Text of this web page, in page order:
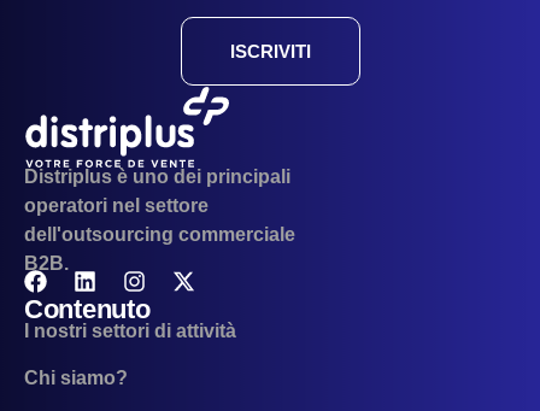
ISCRIVITI
Distriplus è uno dei principali
operatori nel settore
dell'outsourcing commerciale
B2B.
Contenuto
I nostri settori di attività
Chi siamo?